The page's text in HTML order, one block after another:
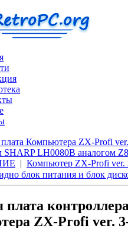
Компьютера ZX-Profi
SHARP LH0080B аналогом
| Компьютер ZX-Profi ver.
блок питания и блок
плата контроллера
ZX-Profi ver.